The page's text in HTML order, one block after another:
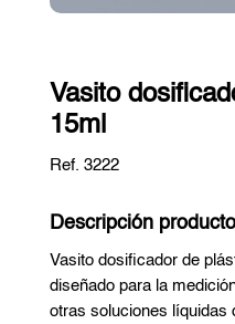
Vasito
15ml
Ref. 3222
Descripción producto
Vasito dosificador de
diseñado para la
otras soluciones líquidas